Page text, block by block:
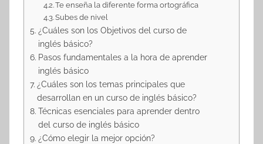
Te enseña la diferente forma ortográfica
Subes de nivel
¿Cuáles son los Objetivos del curso de
inglés básico?
Pasos fundamentales a la hora de aprender
inglés básico
¿Cuáles son los temas principales que
desarrollan en un curso de inglés básico?
Técnicas esenciales para aprender dentro
del curso de inglés básico
¿Cómo elegir la mejor opción?